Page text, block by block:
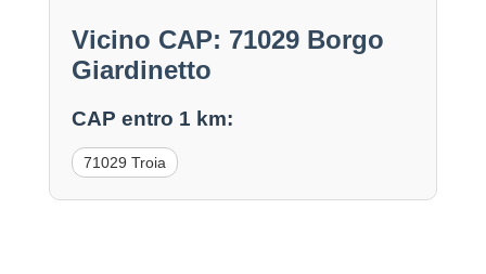
Vicino CAP: 71029 Borgo
Giardinetto
CAP entro 1 km:
71029 Troia